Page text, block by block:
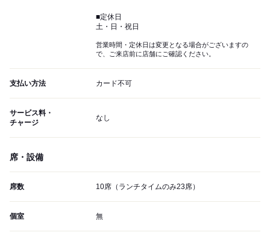
■定休日
土・日・祝日
営業時間・定休日は変更となる場合がございますの
で、ご来店前に店舗にご確認ください。
支払い方法 カード不可
サービス料・
チャージ
なし
席・設備
席数 10席（ランチタイムのみ23席）
個室 無